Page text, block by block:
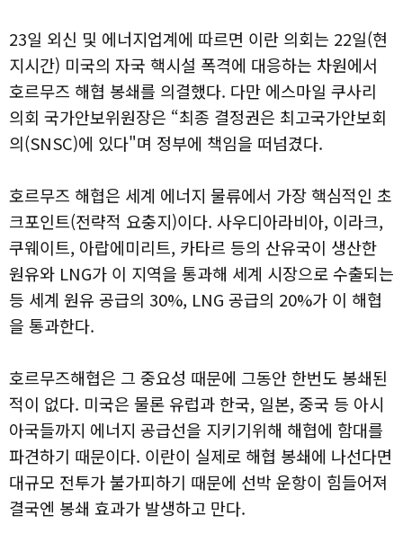
23일 외신 및 에너지업계에 따르면 이란 의회는 22일(현
지시간) 미국의 자국 핵시설 폭격에 대응하는 차원에서
호르무즈 해협 봉쇄를 의결했다. 다만 에스마일 쿠사리
의회 국가안보위원장은 “최종 결정권은 최고국가안보회
의(SNSC)에 있다"며 정부에 책임을 떠넘겼다.
호르무즈 해협은 세계 에너지 물류에서 가장 핵심적인 초
크포인트(전략적 요충지)이다. 사우디아라비아, 이라크,
쿠웨이트, 아랍에미리트, 카타르 등의 산유국이 생산한
원유와 LNG가 이 지역을 통과해 세계 시장으로 수출되는
등 세계 원유 공급의 30%, LNG 공급의 20%가 이 해협
을 통과한다.
호르무즈해협은 그 중요성 때문에 그동안 한번도 봉쇄된
적이 없다. 미국은 물론 유럽과 한국, 일본, 중국 등 아시
아국들까지 에너지 공급선을 지키기위해 해협에 함대를
파견하기 때문이다. 이란이 실제로 해협 봉쇄에 나선다면
대규모 전투가 불가피하기 때문에 선박 운항이 힘들어져
결국엔 봉쇄 효과가 발생하고 만다.